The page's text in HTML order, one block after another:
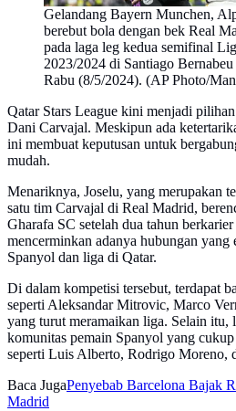
Gelandang Bayern Munchen,
berebut bola dengan bek Real
pada laga leg kedua semifinal
2023/2024 di Santiago
Rabu (8/5/2024). (AP Photo/
Qatar Stars League kini menjadi
Dani Carvajal. Meskipun ada
ini membuat keputusan untuk
mudah.
Menariknya, Joselu, yang merupakan
satu tim Carvajal di Real Madrid,
Gharafa SC setelah dua tahun
mencerminkan adanya hubungan yang
Spanyol dan liga di Qatar.
Di dalam kompetisi tersebut, terdapat
seperti Aleksandar Mitrovic, Marco
yang turut meramaikan liga. Selain
komunitas pemain Spanyol yang cukup
seperti Luis Alberto, Rodrigo Moreno,
Baca JugaPenyebab Barcelona Bajak
Madrid